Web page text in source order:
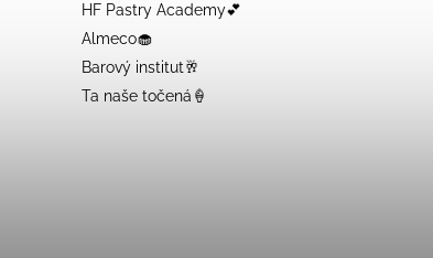
HF Pastry Academy💕
Almeco🧁
Barový institut🥂
Ta naše točená🍦